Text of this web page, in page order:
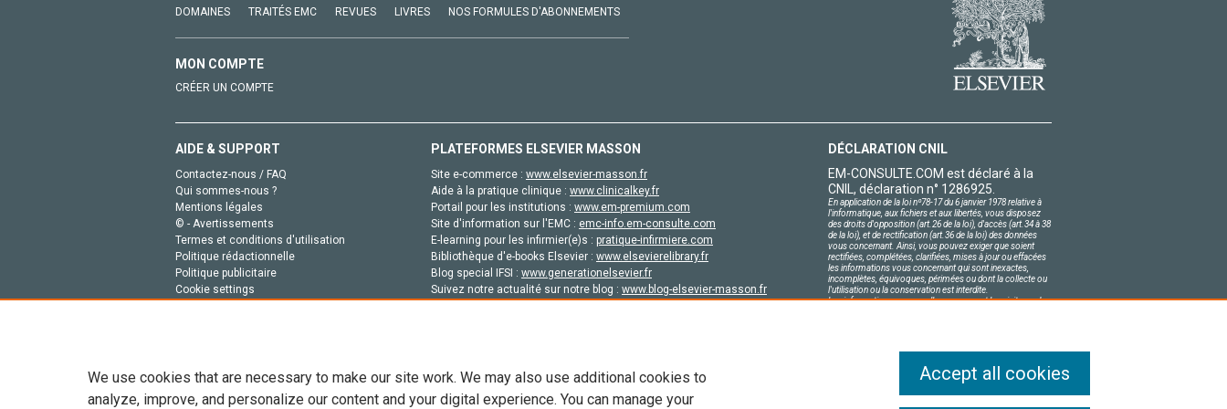
DOMAINES TRAITÉS EMC REVUES LIVRES NOS FORMULES D'ABONNEMENTS
MON COMPTE
CRÉER UN COMPTE
AIDE & SUPPORT
Contactez-nous / FAQ
Qui sommes-nous ?
Mentions légales
© - Avertissements
Termes et conditions d'utilisation
Politique rédactionnelle
Politique publicitaire
Cookie settings
PLATEFORMES ELSEVIER MASSON
Site e-commerce : www.elsevier-masson.fr
Aide à la pratique clinique : www.clinicalkey.fr
Portail pour les institutions : www.em-premium.com
Site d'information sur l'EMC : emc-info.em-consulte.com
E-learning pour les infirmier(e)s : pratique-infirmiere.com
Bibliothèque d'e-books Elsevier : www.elsevierelibrary.fr
Blog special IFSI : www.generationelsevier.fr
Suivez notre actualité sur notre blog : www.blog-elsevier-masson.fr
DÉCLARATION CNIL
EM-CONSULTE.COM est déclaré à la
CNIL, déclaration n° 1286925.
En application de la loi nº78-17 du 6 janvier 1978 relative à
l'informatique, aux fichiers et aux libertés, vous disposez
des droits d'opposition (art.26 de la loi), d'accès (art.34 à 38
de la loi), et de rectification (art.36 de la loi) des données
vous concernant. Ainsi, vous pouvez exiger que soient
rectifiées, complétées, clarifiées, mises à jour ou effacées
les informations vous concernant qui sont inexactes,
incomplètes, équivoques, périmées ou dont la collecte ou
l'utilisation ou la conservation est interdite.
Les informations personnelles concernant les visiteurs de
We use cookies that are necessary to make our site work. We may also use additional cookies to
analyze, improve, and personalize our content and your digital experience. You can manage your
Accept all cookies